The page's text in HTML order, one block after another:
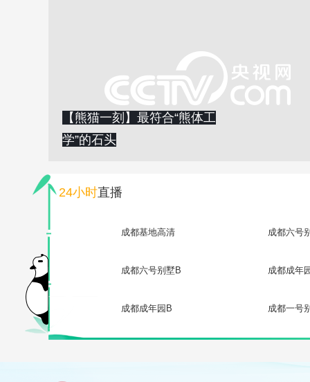
【熊猫一刻】最符合“熊体工
学”的石头
24小时直播
成都基地高清 成都六号
成都六号别墅B 成都成年
成都成年园B 成都一号